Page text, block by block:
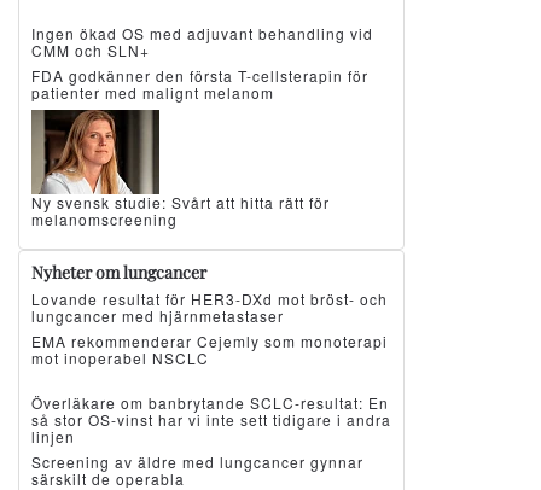
Ingen ökad OS med adjuvant behandling vid
CMM och SLN+
FDA godkänner den första T-cellsterapin för
patienter med malignt melanom
Ny svensk studie: Svårt att hitta rätt för
melanomscreening
Nyheter om lungcancer
Lovande resultat för HER3-DXd mot bröst- och
lungcancer med hjärnmetastaser
EMA rekommenderar Cejemly som monoterapi
mot inoperabel NSCLC
Överläkare om banbrytande SCLC-resultat: En
så stor OS-vinst har vi inte sett tidigare i andra
linjen
Screening av äldre med lungcancer gynnar
särskilt de operabla